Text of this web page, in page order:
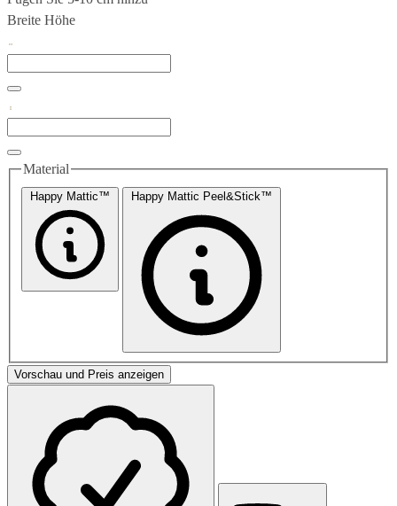
Breite Höhe
Material
Happy Mattic™ Happy Mattic Peel&Stick™
Vorschau und Preis anzeigen